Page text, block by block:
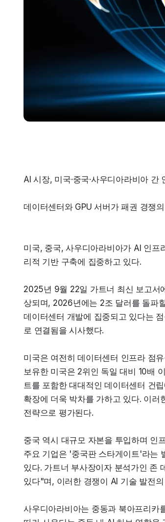
AI 시장, 미국·중국·사우디아라비아 간
데이터센터와 GPU 서버가 패권 경쟁
미국, 중국, 사우디아라비아가 AI 인
리적 기반 구축에 집중하고 있다.
2025년 9월 22일 가트너 최신 보고서
상되며, 2026년에는 2조 달러를 돌파
데이터센터 개발에 집중되고 있다는
로 연결됨을 시사했다.
미국은 여전히 데이터센터 인프라 점
보유한 미국은 2위인 독일 대비 10배
트를 포함한 대대적인 데이터센터 건
확장에 더욱 박차를 가하고 있다. 이
전략으로 평가된다.
중국 역시 대규모 자본을 투입하며 인
주요 기업은 '중국판 스타게이트'라는
있다. 가트너 부사장이자 분석가인 존
있다"며, 이러한 경쟁이 AI 기술 발전
사우디아라비아는 중동과 북아프리